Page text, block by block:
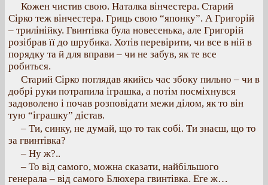
Кожен чистив свою. Наталка вінчестера. Старий
Сірко теж вінчестера. Гриць свою “японку”. А Григорій
– трилінійку. Гвинтівка була новесенька, але Григорій
розібрав її до шрубика. Хотів перевірити, чи все в ній в
порядку та й для вправи – чи не забув, як те все
робиться.
Старий Сірко поглядав якийсь час збоку пильно – чи в
добрі руки потрапила іграшка, а потім посміхнувся
задоволено і почав розповідати межи ділом, як то він
тую “іграшку” дістав.
– Ти, синку, не думай, що то так собі. Ти знаєш, що то
за гвинтівка?
– Ну ж?..
– То від самого, можна сказати, найбільшого
генерала – від самого Блюхера гвинтівка. Еге ж…